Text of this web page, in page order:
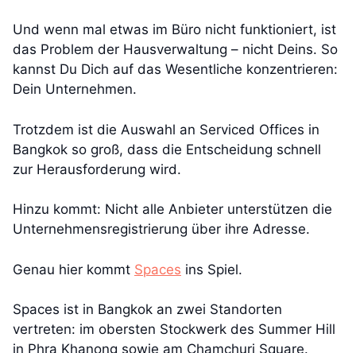
Und wenn mal etwas im Büro nicht funktioniert, ist
das Problem der Hausverwaltung – nicht Deins. So
kannst Du Dich auf das Wesentliche konzentrieren:
Dein Unternehmen.
Trotzdem ist die Auswahl an Serviced Offices in
Bangkok so groß, dass die Entscheidung schnell
zur Herausforderung wird.
Hinzu kommt: Nicht alle Anbieter unterstützen die
Unternehmensregistrierung über ihre Adresse.
Genau hier kommt Spaces ins Spiel.
Spaces ist in Bangkok an zwei Standorten
vertreten: im obersten Stockwerk des Summer Hill
in Phra Khanong sowie am Chamchuri Square.